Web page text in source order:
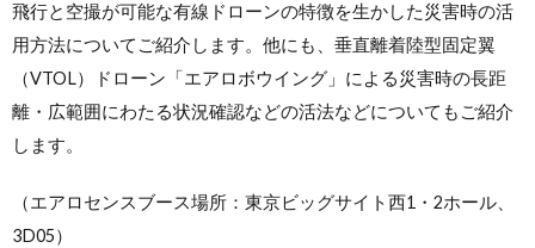
飛行と空撮が可能な有線ドローンの特徴を生かした災害時の活
用方法についてご紹介します。他にも、垂直離着陸型固定翼
（VTOL）ドローン「エアロボウイング」による災害時の長距
離・広範囲にわたる状況確認などの活法などについてもご紹介
します。
（エアロセンスブース場所：東京ビッグサイト西1・2ホール、
3D05）